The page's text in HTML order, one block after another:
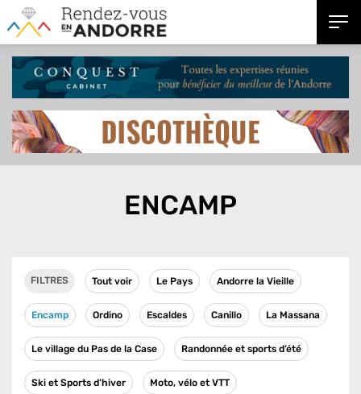
ENCAMP
FILTRES Tout voir Le Pays Andorre la Vieille
Encamp Ordino Escaldes Canillo La Massana
Le village du Pas de la Case Randonnée et sports d’été
Ski et Sports d’hiver Moto, vélo et VTT